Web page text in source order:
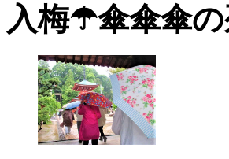
入梅☂傘傘傘